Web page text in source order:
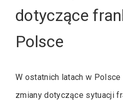
dotyczące
Polsce
W ostatnich latach w
zmiany dotyczące sytuacji